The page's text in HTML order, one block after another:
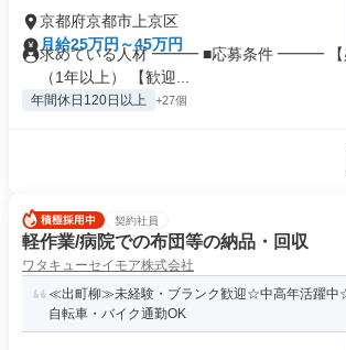
京都府京都市上京区
月給25万円～45万円
求めている人材 ━━━ ■応募条件 ━━━ 【
（1年以上） 【歓迎...
年間休日120日以上 +27個
契約社員
軽作業/病院での布団等の納品・回収
ワタキューセイモア株式会社
≪出町柳≫未経験・ブランク歓迎☆中高年活躍
自転車・バイク通勤OK